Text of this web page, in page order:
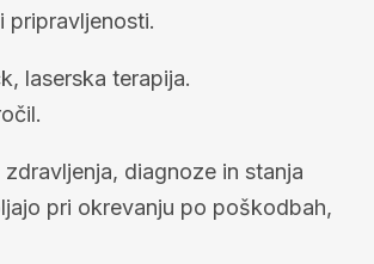
pripravljenosti.
laserska terapija.
diagnoze in stanja
pri okrevanju po poškodbah,